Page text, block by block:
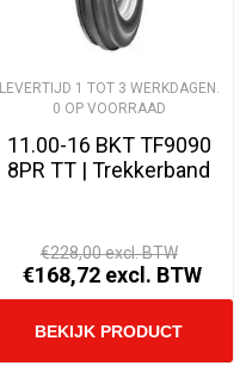
LEVERTIJD 1 TOT 3 WERKDAGEN.
0 OP VOORRAAD
11.00-16 BKT TF9090
8PR TT | Trekkerband
€228,00 excl. BTW
€168,72 excl. BTW